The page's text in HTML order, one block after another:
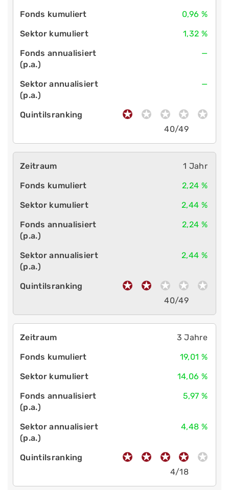
0,96 %
1,32 %
—
—
40/49
1 Jahr
2,24 %
2,44 %
2,24 %
2,44 %
40/49
3 Jahre
19,01 %
14,06 %
5,97 %
4,48 %
4/18